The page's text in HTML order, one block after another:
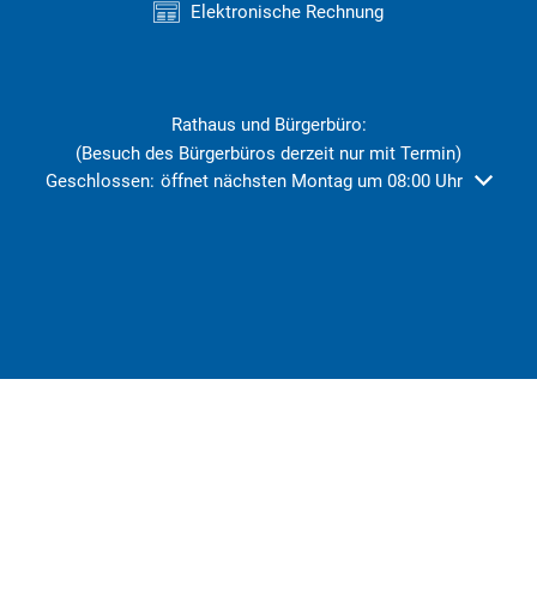
Elektronische Rechnung
Rathaus und Bürgerbüro:
(Besuch des Bürgerbüros derzeit nur mit Termin)
Klicken, um weitere Öffnungs- oder Schließzeiten
Geschlossen: öffnet nächsten Montag um 08:00 Uhr